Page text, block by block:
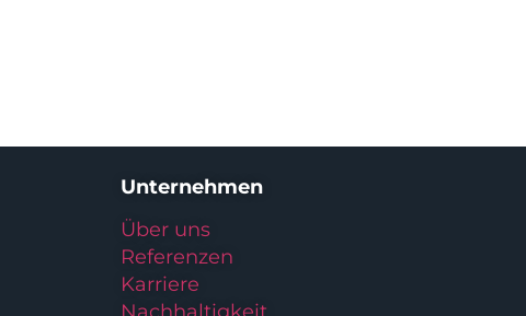
Unternehmen
Über uns
Referenzen
Karriere